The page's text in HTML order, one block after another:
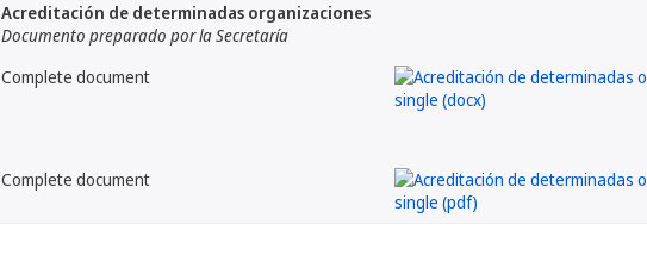
Acreditación de determinadas organizaciones
Documento preparado por la Secretaría
Complete document
Complete document